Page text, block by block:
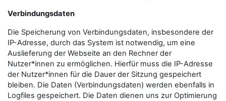
Verbindungsdaten
Die Speicherung von Verbindungsdaten, insbesondere der
IP-Adresse, durch das System ist notwendig, um eine
Auslieferung der Webseite an den Rechner der
Nutzer*innen zu ermöglichen. Hierfür muss die IP-Adresse
der Nutzer*innen für die Dauer der Sitzung gespeichert
bleiben. Die Daten (Verbindungsdaten) werden ebenfalls in
Logfiles gespeichert. Die Daten dienen uns zur Optimierung